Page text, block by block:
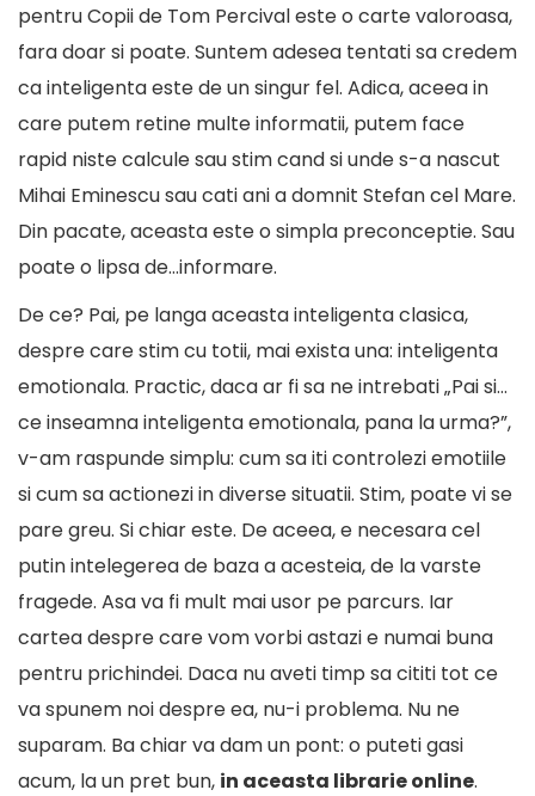
pentru Copii de Tom Percival este o carte valoroasa,
fara doar si poate. Suntem adesea tentati sa credem
ca inteligenta este de un singur fel. Adica, aceea in
care putem retine multe informatii, putem face
rapid niste calcule sau stim cand si unde s-a nascut
Mihai Eminescu sau cati ani a domnit Stefan cel Mare.
Din pacate, aceasta este o simpla preconceptie. Sau
poate o lipsa de…informare.
De ce? Pai, pe langa aceasta inteligenta clasica,
despre care stim cu totii, mai exista una: inteligenta
emotionala. Practic, daca ar fi sa ne intrebati „Pai si…
ce inseamna inteligenta emotionala, pana la urma?”,
v-am raspunde simplu: cum sa iti controlezi emotiile
si cum sa actionezi in diverse situatii. Stim, poate vi se
pare greu. Si chiar este. De aceea, e necesara cel
putin intelegerea de baza a acesteia, de la varste
fragede. Asa va fi mult mai usor pe parcurs. Iar
cartea despre care vom vorbi astazi e numai buna
pentru prichindei. Daca nu aveti timp sa cititi tot ce
va spunem noi despre ea, nu-i problema. Nu ne
suparam. Ba chiar va dam un pont: o puteti gasi
acum, la un pret bun, in aceasta librarie online.